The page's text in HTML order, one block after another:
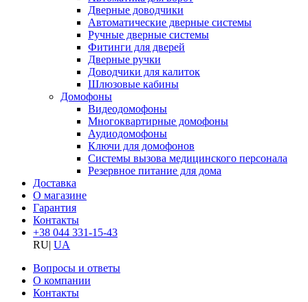
Дверные доводчики
Автоматические дверные системы
Ручные дверные системы
Фитинги для дверей
Дверные ручки
Доводчики для калиток
Шлюзовые кабины
Домофоны
Видеодомофоны
Многоквартирные домофоны
Аудиодомофоны
Ключи для домофонов
Системы вызова медицинского персонала
Резервное питание для дома
Доставка
О магазине
Гарантия
Контакты
+38 044 331-15-43
RU| UA
Вопросы и ответы
О компании
Контакты